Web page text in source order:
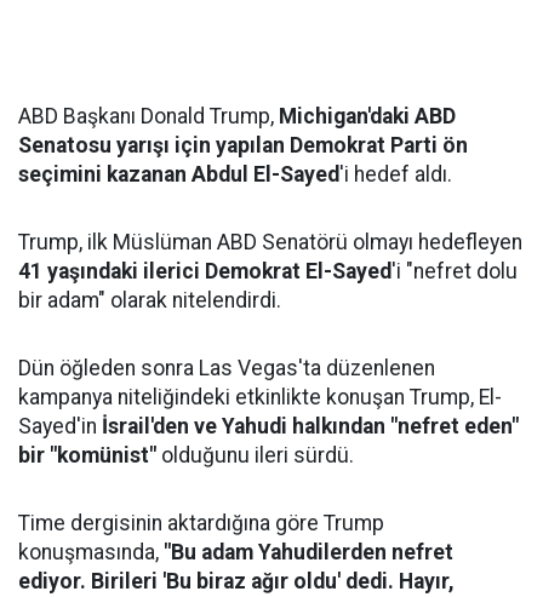
ABD Başkanı Donald Trump, Michigan'daki ABD
Senatosu yarışı için yapılan Demokrat Parti ön
seçimini kazanan Abdul El-Sayed'i hedef aldı.
Trump, ilk Müslüman ABD Senatörü olmayı hedefleyen
41 yaşındaki ilerici Demokrat El-Sayed'i "nefret dolu
bir adam" olarak nitelendirdi.
Dün öğleden sonra Las Vegas'ta düzenlenen
kampanya niteliğindeki etkinlikte konuşan Trump, El-
Sayed'in İsrail'den ve Yahudi halkından "nefret eden"
bir "komünist" olduğunu ileri sürdü.
Time dergisinin aktardığına göre Trump
konuşmasında, "Bu adam Yahudilerden nefret
ediyor. Birileri 'Bu biraz ağır oldu' dedi. Hayır,